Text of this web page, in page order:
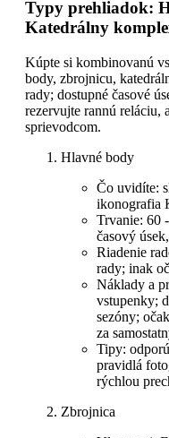
Typy prehliadok:
Katedrálny
Kúpte si kombinovanú
body, zbrojnicu,
rady; dostupné časové
rezervujte rannú reláciu,
sprievodcom.
Hlavné body
Čo uvidíte:
ikonografia
Trvanie: 60
časový
Riadenie
rady; inak
Náklady a
vstupenky;
sezóny;
za
Tipy:
pravidlá
rýchlou
Zbrojnica